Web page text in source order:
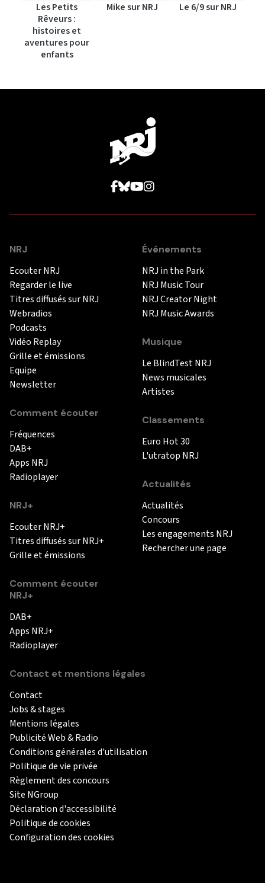
Les Petits
Rêveurs :
histoires et
aventures pour
enfants
Mike sur NRJ Le 6/9 sur NRJ
NRJ
Ecouter NRJ
Regarder le live
Titres diffusés sur NRJ
Webradios
Podcasts
Vidéo Replay
Grille et émissions
Equipe
Newsletter
Comment écouter
Fréquences
DAB+
Apps NRJ
Radioplayer
NRJ+
Ecouter NRJ+
Titres diffusés sur NRJ+
Grille et émissions
Comment écouter
NRJ+
DAB+
Apps NRJ+
Radioplayer
Événements
NRJ in the Park
NRJ Music Tour
NRJ Creator Night
NRJ Music Awards
Musique
Le BlindTest NRJ
News musicales
Artistes
Classements
Euro Hot 30
L'utratop NRJ
Actualités
Actualités
Concours
Les engagements NRJ
Rechercher une page
Contact et mentions légales
Contact
Jobs & stages
Mentions légales
Publicité Web & Radio
Conditions générales d'utilisation
Politique de vie privée
Règlement des concours
Site NGroup
Déclaration d'accessibilité
Politique de cookies
Configuration des cookies